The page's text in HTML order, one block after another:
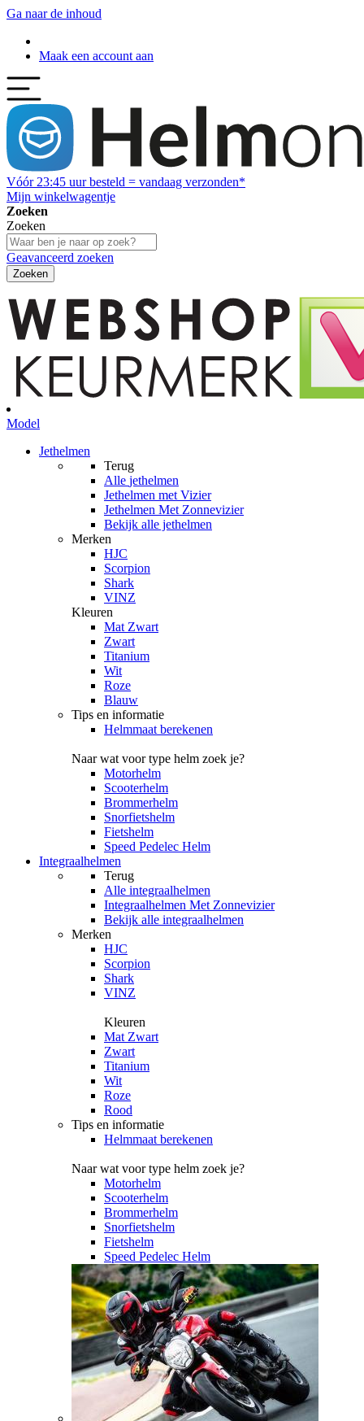
Ga naar de inhoud
Maak een account aan
Vóór 23:45 uur besteld = vandaag verzonden*
Mijn winkelwagentje
Zoeken
Zoeken
Geavanceerd zoeken
Zoeken
Model
Jethelmen
Terug
Alle jethelmen
Jethelmen met Vizier
Jethelmen Met Zonnevizier
Bekijk alle jethelmen
Merken
HJC
Scorpion
Shark
VINZ
Kleuren
Mat Zwart
Zwart
Titanium
Wit
Roze
Blauw
Tips en informatie
Helmmaat berekenen
Naar wat voor type helm zoek je?
Motorhelm
Scooterhelm
Brommerhelm
Snorfietshelm
Fietshelm
Speed Pedelec Helm
Integraalhelmen
Terug
Alle integraalhelmen
Integraalhelmen Met Zonnevizier
Bekijk alle integraalhelmen
Merken
HJC
Scorpion
Shark
VINZ
Kleuren
Mat Zwart
Zwart
Titanium
Wit
Roze
Rood
Tips en informatie
Helmmaat berekenen
Naar wat voor type helm zoek je?
Motorhelm
Scooterhelm
Brommerhelm
Snorfietshelm
Fietshelm
Speed Pedelec Helm